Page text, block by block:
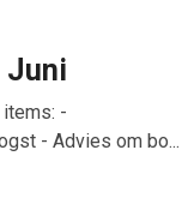
Juni
-
- Advies om bo...